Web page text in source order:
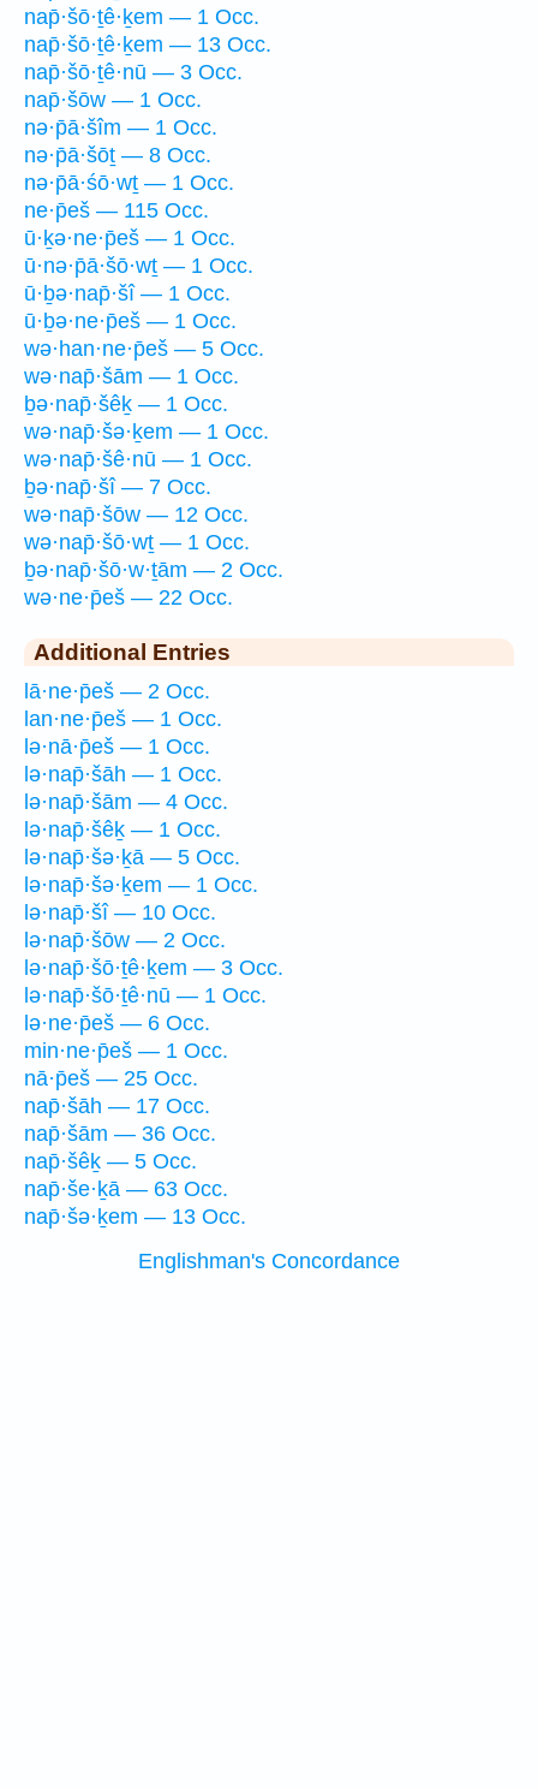
nap̄·šō·ṯê·ḵem — 1 Occ.
nap̄·šō·ṯê·ḵem — 13 Occ.
nap̄·šō·ṯê·nū — 3 Occ.
nap̄·šōw — 1 Occ.
nə·p̄ā·šîm — 1 Occ.
nə·p̄ā·šōṯ — 8 Occ.
nə·p̄ā·śō·wṯ — 1 Occ.
ne·p̄eš — 115 Occ.
ū·ḵə·ne·p̄eš — 1 Occ.
ū·nə·p̄ā·šō·wṯ — 1 Occ.
ū·ḇə·nap̄·šî — 1 Occ.
ū·ḇə·ne·p̄eš — 1 Occ.
wə·han·ne·p̄eš — 5 Occ.
wə·nap̄·šām — 1 Occ.
ḇə·nap̄·šêḵ — 1 Occ.
wə·nap̄·šə·ḵem — 1 Occ.
wə·nap̄·šê·nū — 1 Occ.
ḇə·nap̄·šî — 7 Occ.
wə·nap̄·šōw — 12 Occ.
wə·nap̄·šō·wṯ — 1 Occ.
ḇə·nap̄·šō·w·ṯām — 2 Occ.
wə·ne·p̄eš — 22 Occ.
Additional Entries
lā·ne·p̄eš — 2 Occ.
lan·ne·p̄eš — 1 Occ.
lə·nā·p̄eš — 1 Occ.
lə·nap̄·šāh — 1 Occ.
lə·nap̄·šām — 4 Occ.
lə·nap̄·šêḵ — 1 Occ.
lə·nap̄·šə·ḵā — 5 Occ.
lə·nap̄·šə·ḵem — 1 Occ.
lə·nap̄·šî — 10 Occ.
lə·nap̄·šōw — 2 Occ.
lə·nap̄·šō·ṯê·ḵem — 3 Occ.
lə·nap̄·šō·ṯê·nū — 1 Occ.
lə·ne·p̄eš — 6 Occ.
min·ne·p̄eš — 1 Occ.
nā·p̄eš — 25 Occ.
nap̄·šāh — 17 Occ.
nap̄·šām — 36 Occ.
nap̄·šêḵ — 5 Occ.
nap̄·še·ḵā — 63 Occ.
nap̄·šə·ḵem — 13 Occ.
Englishman's Concordance